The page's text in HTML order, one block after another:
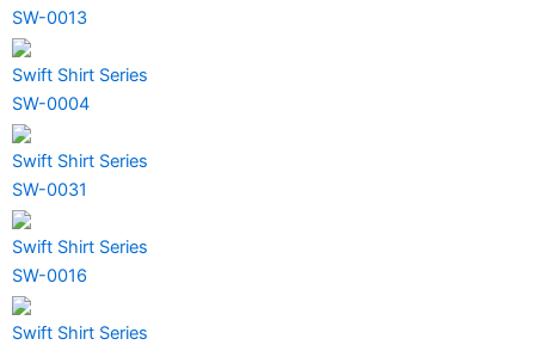
SW-0013
Swift Shirt Series
SW-0004
Swift Shirt Series
SW-0031
Swift Shirt Series
SW-0016
Swift Shirt Series